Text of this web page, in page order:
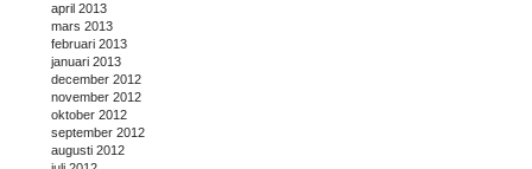
april 2013
mars 2013
februari 2013
januari 2013
december 2012
november 2012
oktober 2012
september 2012
augusti 2012